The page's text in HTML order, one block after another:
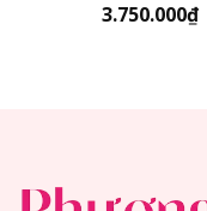
3.750.000₫